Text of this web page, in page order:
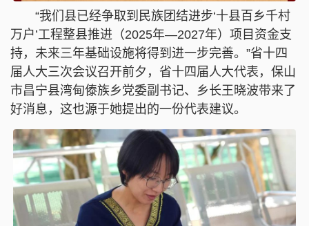
“我们县已经争取到民族团结进步‘十县百乡千村
万户’工程整县推进（2025年—2027年）项目资金支
持，未来三年基础设施将得到进一步完善。”省十四
届人大三次会议召开前夕，省十四届人大代表，保山
市昌宁县湾甸傣族乡党委副书记、乡长王晓波带来了
好消息，这也源于她提出的一份代表建议。